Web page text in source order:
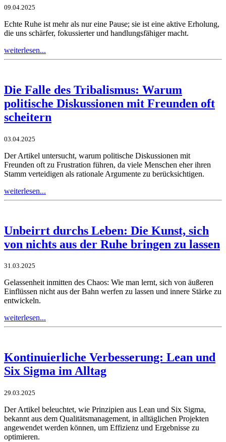
09.04.2025
Echte Ruhe ist mehr als nur eine Pause; sie ist eine aktive Erholung,
die uns schärfer, fokussierter und handlungsfähiger macht.
weiterlesen...
Die Falle des Tribalismus: Warum
politische Diskussionen mit Freunden oft
scheitern
03.04.2025
Der Artikel untersucht, warum politische Diskussionen mit
Freunden oft zu Frustration führen, da viele Menschen eher ihren
Stamm verteidigen als rationale Argumente zu berücksichtigen.
weiterlesen...
Unbeirrt durchs Leben: Die Kunst, sich
von nichts aus der Ruhe bringen zu lassen
31.03.2025
Gelassenheit inmitten des Chaos: Wie man lernt, sich von äußeren
Einflüssen nicht aus der Bahn werfen zu lassen und innere Stärke zu
entwickeln.
weiterlesen...
Kontinuierliche Verbesserung: Lean und
Six Sigma im Alltag
29.03.2025
Der Artikel beleuchtet, wie Prinzipien aus Lean und Six Sigma,
bekannt aus dem Qualitätsmanagement, in alltäglichen Projekten
angewendet werden können, um Effizienz und Ergebnisse zu
optimieren.